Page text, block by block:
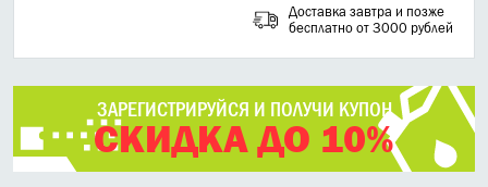
Доставка завтра и позже
бесплатно от 3000 рублей
ЗАРЕГИСТРИРУЙСЯ И ПОЛУЧИ КУПОН
СКИДКА ДО 10%